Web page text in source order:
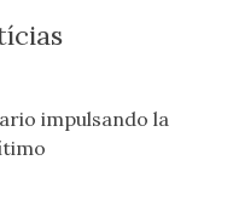
impulsando la